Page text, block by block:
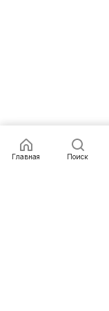
Главная Поиск